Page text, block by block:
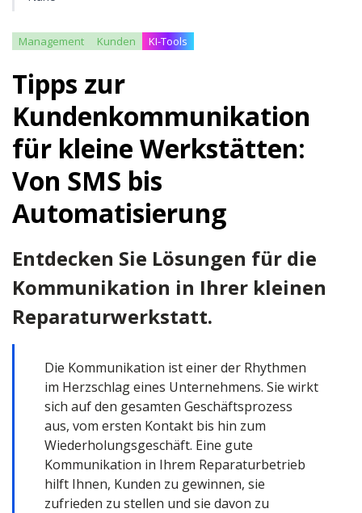
Management Kunden KI-Tools
Tipps zur
Kundenkommunikation
für kleine Werkstätten:
Von SMS bis
Automatisierung
Entdecken Sie Lösungen für die
Kommunikation in Ihrer kleinen
Reparaturwerkstatt.
Die Kommunikation ist einer der Rhythmen
im Herzschlag eines Unternehmens. Sie wirkt
sich auf den gesamten Geschäftsprozess
aus, vom ersten Kontakt bis hin zum
Wiederholungsgeschäft. Eine gute
Kommunikation in Ihrem Reparaturbetrieb
hilft Ihnen, Kunden zu gewinnen, sie
zufrieden zu stellen und sie davon zu